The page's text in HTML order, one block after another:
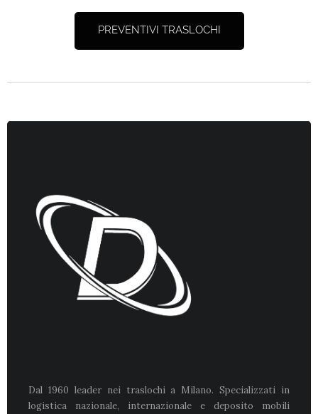
PREVENTIVI TRASLOCHI
Dal 1960 leader nei traslochi a Milano. Specializzati in
logistica nazionale, internazionale e deposito mobili